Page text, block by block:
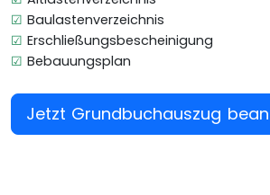
☑Baulastenverzeichnis
☑Erschließungsbescheinigung
☑Bebauungsplan
Jetzt Grundbuchauszug